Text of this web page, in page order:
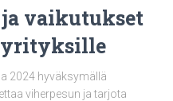
vaikutukset
2024 hyväksymällä
viherpesun ja tarjota